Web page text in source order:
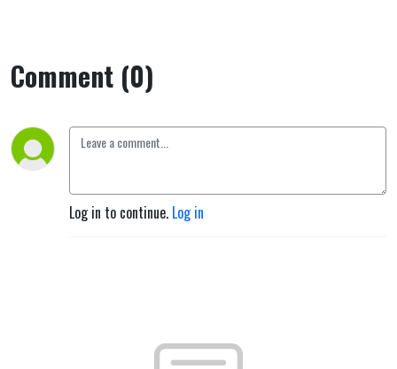
Comment (0)
Log in to continue. Log in